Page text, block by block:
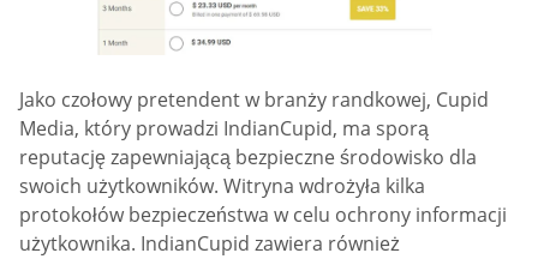
Jako czołowy pretendent w branży randkowej, Cupid
Media, który prowadzi IndianCupid, ma sporą
reputację zapewniającą bezpieczne środowisko dla
swoich użytkowników. Witryna wdrożyła kilka
protokołów bezpieczeństwa w celu ochrony informacji
użytkownika. IndianCupid zawiera również